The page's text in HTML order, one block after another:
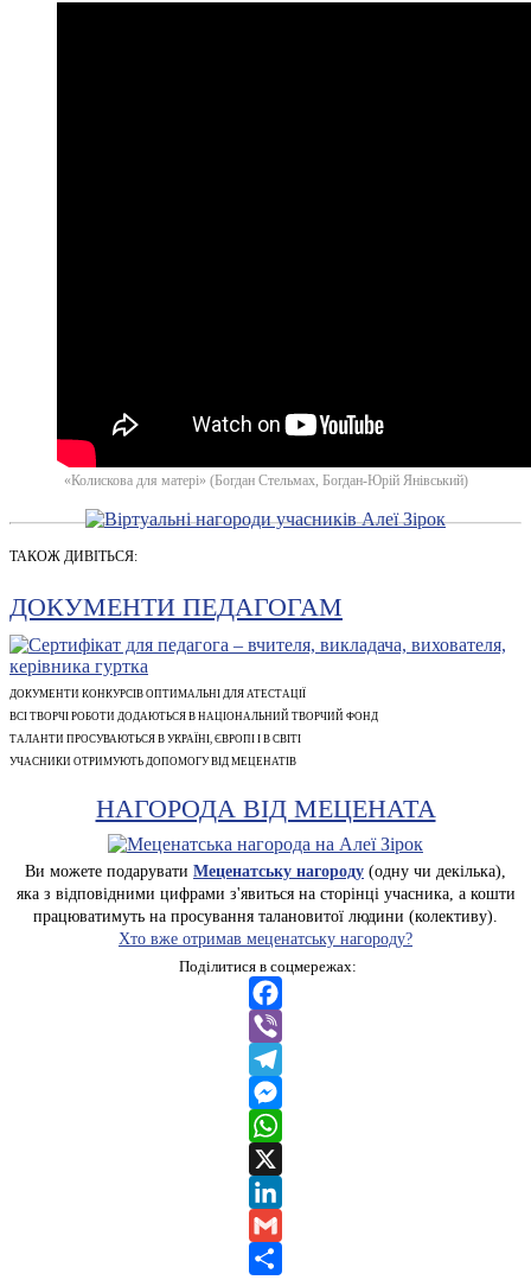
«Колискова для матері» (Богдан Стельмах, Богдан-Юрій Янівський)
ТАКОЖ ДИВІТЬСЯ:
ДОКУМЕНТИ ПЕДАГОГАМ
ДОКУМЕНТИ КОНКУРСІВ ОПТИМАЛЬНІ ДЛЯ АТЕСТАЦІЇ
ВСІ ТВОРЧІ РОБОТИ ДОДАЮТЬСЯ В НАЦІОНАЛЬНИЙ ТВОРЧИЙ ФОНД
ТАЛАНТИ ПРОСУВАЮТЬСЯ В УКРАЇНІ, ЄВРОПІ І В СВІТІ
УЧАСНИКИ ОТРИМУЮТЬ ДОПОМОГУ ВІД МЕЦЕНАТІВ
НАГОРОДА ВІД МЕЦЕНАТА
Ви можете подарувати Меценатську нагороду (одну чи декілька),
яка з відповідними цифрами з'явиться на сторінці учасника, а кошти
працюватимуть на просування талановитої людини (колективу).
Хто вже отримав меценатську нагороду?
Поділитися в соцмережах:
Facebook
Viber
Telegram
Messenger
WhatsApp
X
LinkedIn
Gmail